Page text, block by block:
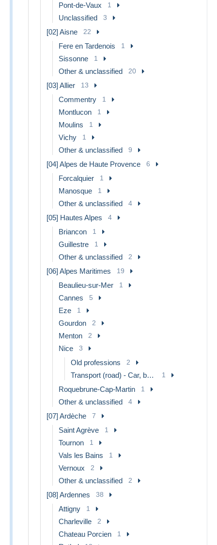
Pont-de-Vaux 1
Unclassified 3
[02] Aisne 22
Fere en Tardenois 1
Sissonne 1
Other & unclassified 20
[03] Allier 13
Commentry 1
Montlucon 1
Moulins 1
Vichy 1
Other & unclassified 9
[04] Alpes de Haute Provence 6
Forcalquier 1
Manosque 1
Other & unclassified 4
[05] Hautes Alpes 4
Briancon 1
Guillestre 1
Other & unclassified 2
[06] Alpes Maritimes 19
Beaulieu-sur-Mer 1
Cannes 5
Eze 1
Gourdon 2
Menton 2
Nice 3
Old professions 2
Transport (road) - Car, bus, tramway 1
Roquebrune-Cap-Martin 1
Other & unclassified 4
[07] Ardèche 7
Saint Agrève 1
Tournon 1
Vals les Bains 1
Vernoux 2
Other & unclassified 2
[08] Ardennes 38
Attigny 1
Charleville 2
Chateau Porcien 1